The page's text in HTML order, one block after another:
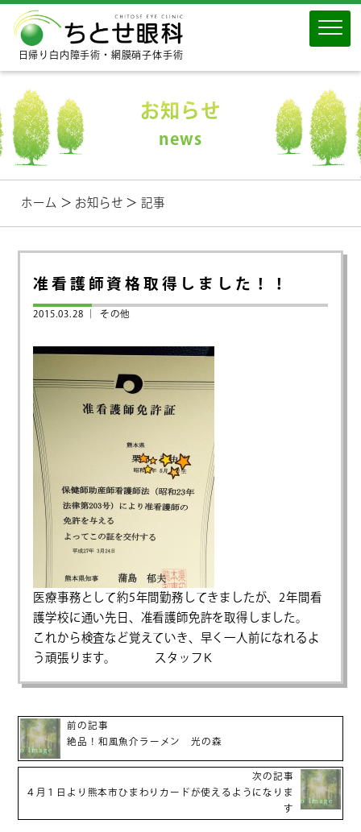
日帰り白内障手術・網膜硝子体手術
お知らせ
news
ホーム ＞ お知らせ ＞ 記事
准看護師資格取得しました！！
2015.03.28 ｜ その他
医療事務として約5年間勤務してきましたが、2年間看
護学校に通い先日、准看護師免許を取得しました。
これから検査など覚えていき、早く一人前になれるよ
う頑張ります。 スタッフＫ
前の記事
絶品！和風魚介ラーメン 光の森
次の記事
４月１日より熊本市ひまわりカードが使えるようになりま
す